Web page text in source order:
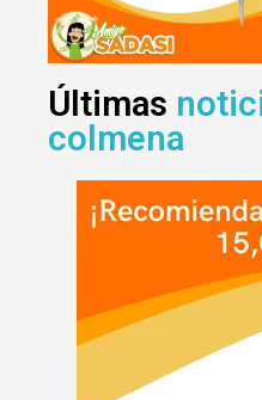
Últimas
colmena